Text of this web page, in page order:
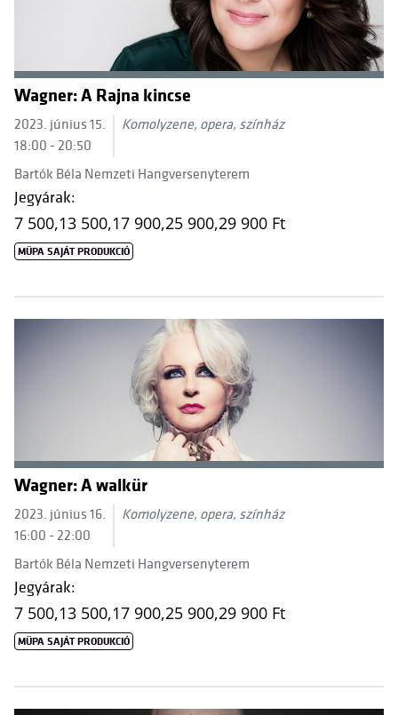
Wagner: A Rajna kincse
2023. június 15.
18:00 - 20:50
Komolyzene, opera, színház
Bartók Béla Nemzeti Hangversenyterem
Jegyárak:
7 500,13 500,17 900,25 900,29 900 Ft
MÜPA SAJÁT PRODUKCIÓ
Wagner: A walkür
2023. június 16.
16:00 - 22:00
Komolyzene, opera, színház
Bartók Béla Nemzeti Hangversenyterem
Jegyárak:
7 500,13 500,17 900,25 900,29 900 Ft
MÜPA SAJÁT PRODUKCIÓ